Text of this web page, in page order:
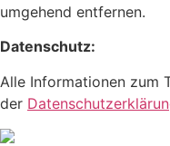
umgehend entfernen.
Datenschutz:
Alle Informationen zum
der